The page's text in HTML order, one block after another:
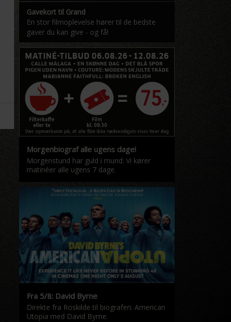
Gavekort til Grand
En stor filmoplevelse hører til de bedste
gaver du kan give - og få!
Morgenbiograf alle ugens dage!
Morgenstund har guld i mund: Vi kører
matinéer alle ugens 7 dage.
Fra 5/8: David Byrne
Direkte fra Roskilde til biografen: American
Utopia med David Byrne.